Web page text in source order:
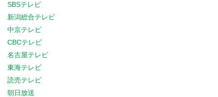
SBSテレビ
新潟総合テレビ
中京テレビ
CBCテレビ
名古屋テレビ
東海テレビ
読売テレビ
朝日放送